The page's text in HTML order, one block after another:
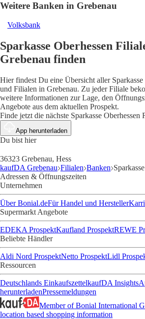
Weitere Banken in Grebenau
Volksbank
Sparkasse Oberhessen
Grebenau finden
Hier findest Du eine Übersicht aller Sparkasse
und Filialen in Grebenau. Zu jeder Filiale
weitere Informationen zur Lage, den
Angebote aus dem aktuellen Prospekt.
Finde jetzt die nächste Sparkasse
App herunterladen
Du bist hier
36323 Grebenau, Hess
kaufDA Grebenau Filialen Banken
Adressen & Öffnungszeiten
Unternehmen
Über Bonial.deFür Handel und Hersteller
Supermarkt Angebote
EDEKA ProspektKaufland ProspektREWE
Beliebte Händler
Aldi Nord ProspektNetto ProspektLidl
Ressourcen
Deutschlands EinkaufszettelkaufDA Insights
herunterladenPressemeldungen
Member of Bonial International
location based shopping information